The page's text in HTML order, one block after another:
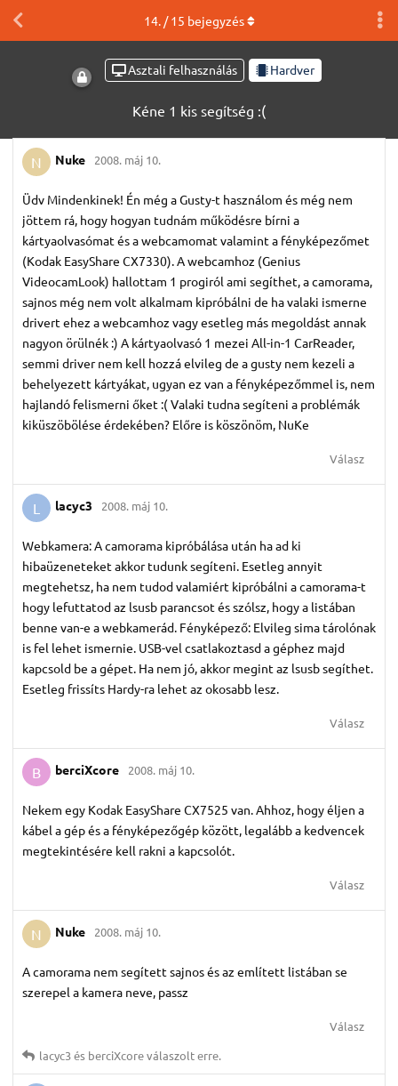
Asztali felhasználás Hardver
Kéne 1 kis segítség :(
14. /15 bejegyzés
N Nuke 2008. máj 10.
Üdv Mindenkinek! Én még a Gusty-t használom és még nem
jöttem rá, hogy hogyan tudnám működésre bírni a
kártyaolvasómat és a webcamomat valamint a fényképezőmet
(Kodak EasyShare CX7330). A webcamhoz (Genius
VideocamLook) hallottam 1 progiról ami segíthet, a camorama,
sajnos még nem volt alkalmam kipróbálni de ha valaki ismerne
drivert ehez a webcamhoz vagy esetleg más megoldást annak
nagyon örülnék :) A kártyaolvasó 1 mezei All-in-1 CarReader,
semmi driver nem kell hozzá elvileg de a gusty nem kezeli a
behelyezett kártyákat, ugyan ez van a fényképezőmmel is, nem
hajlandó felismerni őket :( Valaki tudna segíteni a problémák
kiküszöbölése érdekében? Előre is köszönöm, NuKe
Válasz
L lacyc3 2008. máj 10.
Webkamera: A camorama kipróbálása után ha ad ki
hibaüzeneteket akkor tudunk segíteni. Esetleg annyit
megtehetsz, ha nem tudod valamiért kipróbálni a camorama-t
hogy lefuttatod az lsusb parancsot és szólsz, hogy a listában
benne van-e a webkamerád. Fényképező: Elvileg sima tárolónak
is fel lehet ismernie. USB-vel csatlakoztasd a géphez majd
kapcsold be a gépet. Ha nem jó, akkor megint az lsusb segíthet.
Esetleg frissíts Hardy-ra lehet az okosabb lesz.
Válasz
B berciXcore 2008. máj 10.
Nekem egy Kodak EasyShare CX7525 van. Ahhoz, hogy éljen a
kábel a gép és a fényképezőgép között, legalább a kedvencek
megtekintésére kell rakni a kapcsolót.
Válasz
N Nuke 2008. máj 10.
A camorama nem segített sajnos és az említett listában se
szerepel a kamera neve, passz
Válasz
lacyc3és berciXcoreválaszolt erre.